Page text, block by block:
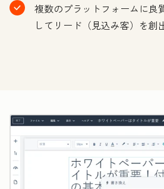
複数のプラットフォームに良
してリード（見込み客）を創